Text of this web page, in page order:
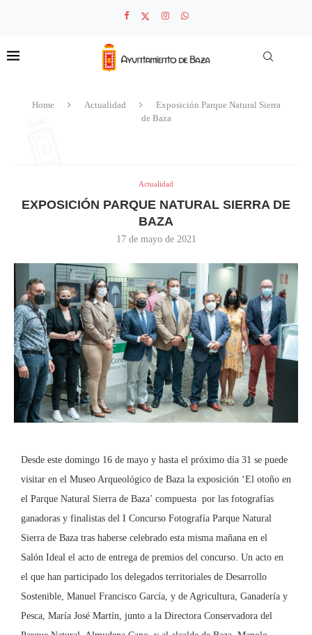
Home Actualidad
Exposición Parque Natural Sierra
de Baza
Actualidad
EXPOSICIÓN PARQUE NATURAL SIERRA DE
BAZA
17 de mayo de 2021
Desde este domingo 16 de mayo y hasta el próximo día 31 se puede
visitar en el Museo Arqueológico de Baza la exposición ‘El otoño en
el Parque Natural Sierra de Baza’ compuesta por las fotografías
ganadoras y finalistas del I Concurso Fotografía Parque Natural
Sierra de Baza tras haberse celebrado esta misma mañana en el
Salón Ideal el acto de entrega de premios del concurso. Un acto en
el que han participado los delegados territoriales de Desarrollo
Sostenible, Manuel Francisco García, y de Agricultura, Ganadería y
Pesca, María José Martín, junto a la Directora Conservadora del